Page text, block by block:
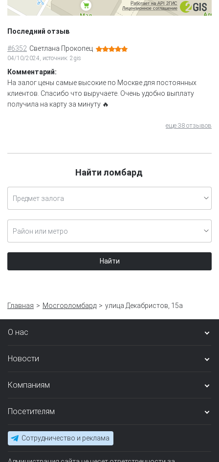
Работает на API 2ГИС
Лицензионное соглашение
Последний отзыв
#6352 Светлана Прокопец
04/10/2024, источник: 2gis
Комментарий:
На залог цены самые высокие по Москве для постоянных
клиентов. Спасибо что выручаете. Очень удобно выплату
получила на карту за минуту 🔥
еще 38 отзывов
Найти ломбард
Предмет залога
Район или метро
Найти
Главная Мосгорломбард улица Декабристов, 15а
О нас
Новости
Компаниям
Посетителям
Сотрудничество и реклама